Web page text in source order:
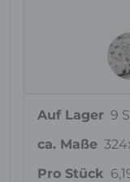
Auf Lager 9
ca. Maße
Pro Stück